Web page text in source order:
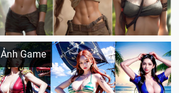
Ảnh Game
Khi AI Cosplay gái đẹp One Piece